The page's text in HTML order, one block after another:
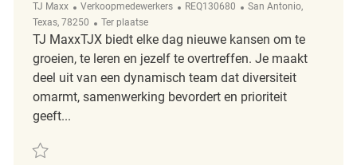
TJ Maxx Categorie
Verkoopmedewerkers ReqId
REQ130680 Plaats
San Antonio,
Texas, 78250
Afgelegen
Ter plaatse
TJ MaxxTJX biedt elke dag nieuwe kansen om te
groeien, te leren en jezelf te overtreffen. Je maakt
deel uit van een dynamisch team dat diversiteit
omarmt, samenwerking bevordert en prioriteit
geeft...
Redden FULL-TIME KEYCARRIER REQ130680